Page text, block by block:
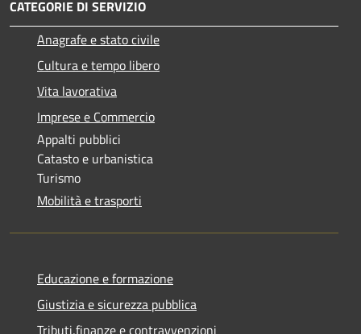
CATEGORIE DI SERVIZIO
Anagrafe e stato civile
Cultura e tempo libero
Vita lavorativa
Imprese e Commercio
Appalti pubblici
Catasto e urbanistica
Turismo
Mobilità e trasporti
Educazione e formazione
Giustizia e sicurezza pubblica
Tributi,finanze e contravvenzioni